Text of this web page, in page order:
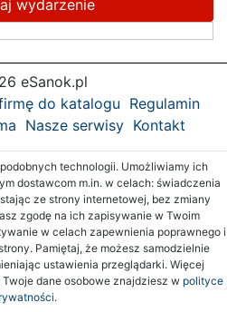
wydarzenie
eSanok.pl
do katalogu Regulamin
Nasze serwisy Kontakt
technologii. Umożliwiamy ich
dostawcom m.in. w celach: świadczenia
ze strony internetowej, bez zmiany
zgodę na ich zapisywanie w Twoim
w celach zapewnienia poprawnego i
Pamiętaj, że możesz samodzielnie
ustawienia przeglądarki. Więcej
dane osobowe znajdziesz w polityce